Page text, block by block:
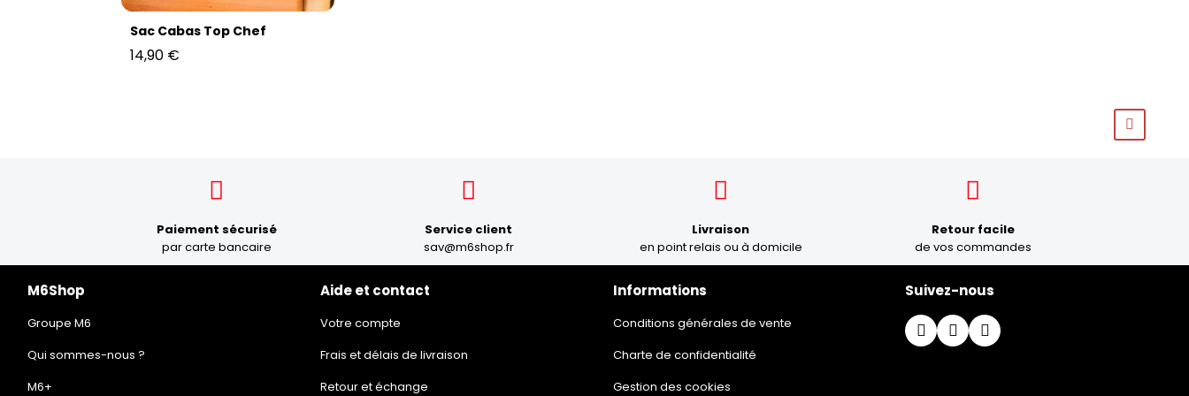
Sac Cabas Top Chef
14,90 €
Paiement sécurisé
par carte bancaire
Service client
sav@m6shop.fr
Livraison
en point relais ou à domicile
Retour facile
de vos commandes
M6Shop
Groupe M6
Qui sommes-nous ?
M6+
Aide et contact
Votre compte
Frais et délais de livraison
Retour et échange
Informations
Conditions générales de vente
Charte de confidentialité
Gestion des cookies
Suivez-nous